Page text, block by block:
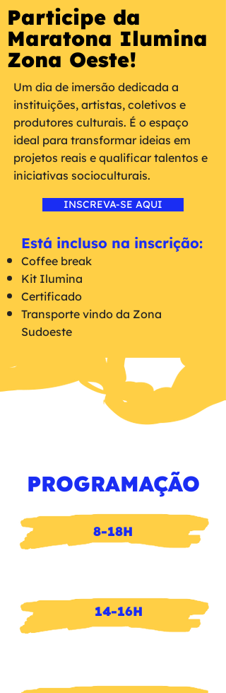
Participe da
Maratona Ilumina
Zona Oeste!
Um dia de imersão dedicada a
instituições, artistas, coletivos e
produtores culturais. É o espaço
ideal para transformar ideias em
projetos reais e qualificar talentos e
iniciativas socioculturais.
INSCREVA-SE AQUI
Está incluso na inscrição:
Coffee break
Kit Ilumina
Certificado
Transporte vindo da Zona
Sudoeste
PROGRAMAÇÃO
8-18H
14-16H